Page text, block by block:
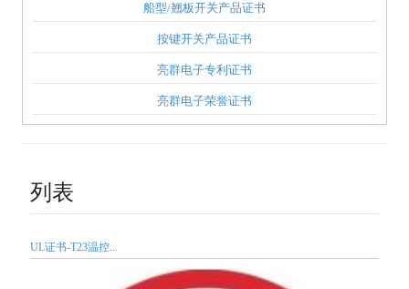
船型/翘板开关产品证书
按键开关产品证书
亮群电子专利证书
亮群电子荣誉证书
列表
UL证书-T23温控...